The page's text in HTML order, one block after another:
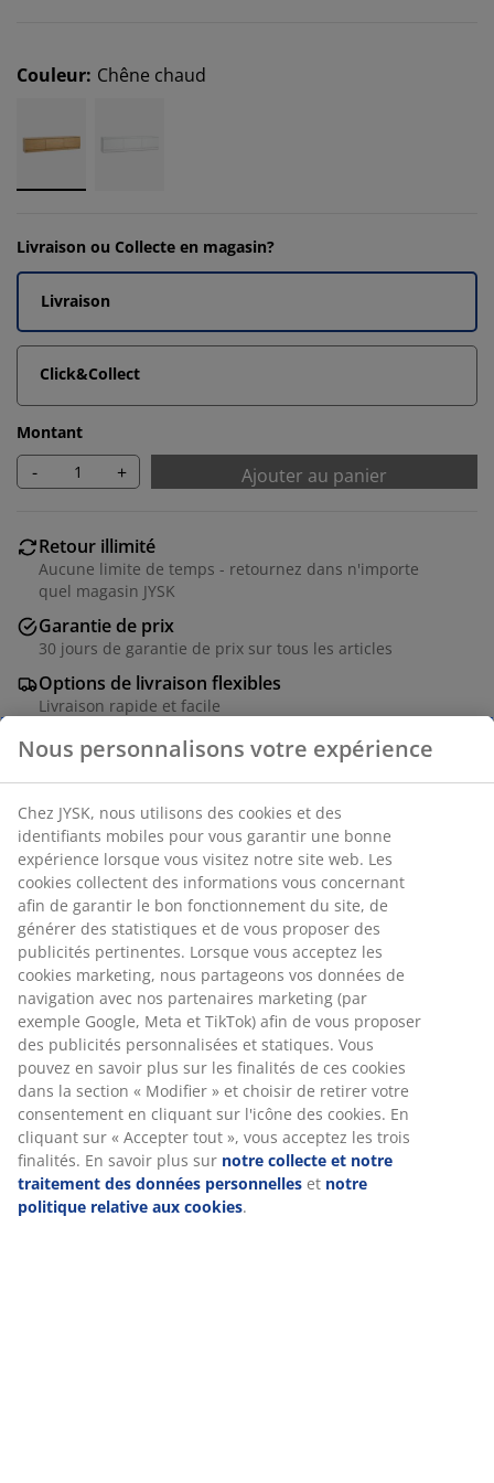
Couleur: Chêne chaud
Livraison ou Collecte en magasin?
Livraison
Click&Collect
Montant
- + Ajouter au panier
Retour illimité
Aucune limite de temps - retournez dans n'importe
quel magasin JYSK
Garantie de prix
30 jours de garantie de prix sur tous les articles
Options de livraison flexibles
Livraison rapide et facile
Placage décoratif. l182 x H42 x P45 cm
Numéro d’article: 3630136
Instructions de montage
Spécifications
Avis
(32)
Livraison
Nous personnalisons votre expérience
Chez JYSK, nous utilisons des cookies et des
identifiants mobiles pour vous garantir une bonne
expérience lorsque vous visitez notre site web. Les
cookies collectent des informations vous concernant
afin de garantir le bon fonctionnement du site, de
générer des statistiques et de vous proposer des
publicités pertinentes. Lorsque vous acceptez les
cookies marketing, nous partageons vos données de
navigation avec nos partenaires marketing (par
exemple Google, Meta et TikTok) afin de vous proposer
des publicités personnalisées et statiques. Vous
pouvez en savoir plus sur les finalités de ces cookies
dans la section « Modifier » et choisir de retirer votre
consentement en cliquant sur l'icône des cookies. En
cliquant sur « Accepter tout », vous acceptez les trois
finalités. En savoir plus sur notre collecte et notre
traitement des données personnelles et notre
politique relative aux cookies.